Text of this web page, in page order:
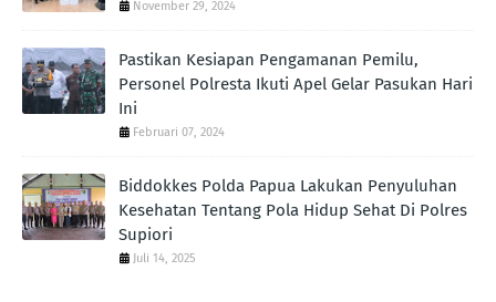
November 29, 2024
Pastikan Kesiapan Pengamanan Pemilu,
Personel Polresta Ikuti Apel Gelar Pasukan Hari
Ini
Februari 07, 2024
Biddokkes Polda Papua Lakukan Penyuluhan
Kesehatan Tentang Pola Hidup Sehat Di Polres
Supiori
Juli 14, 2025